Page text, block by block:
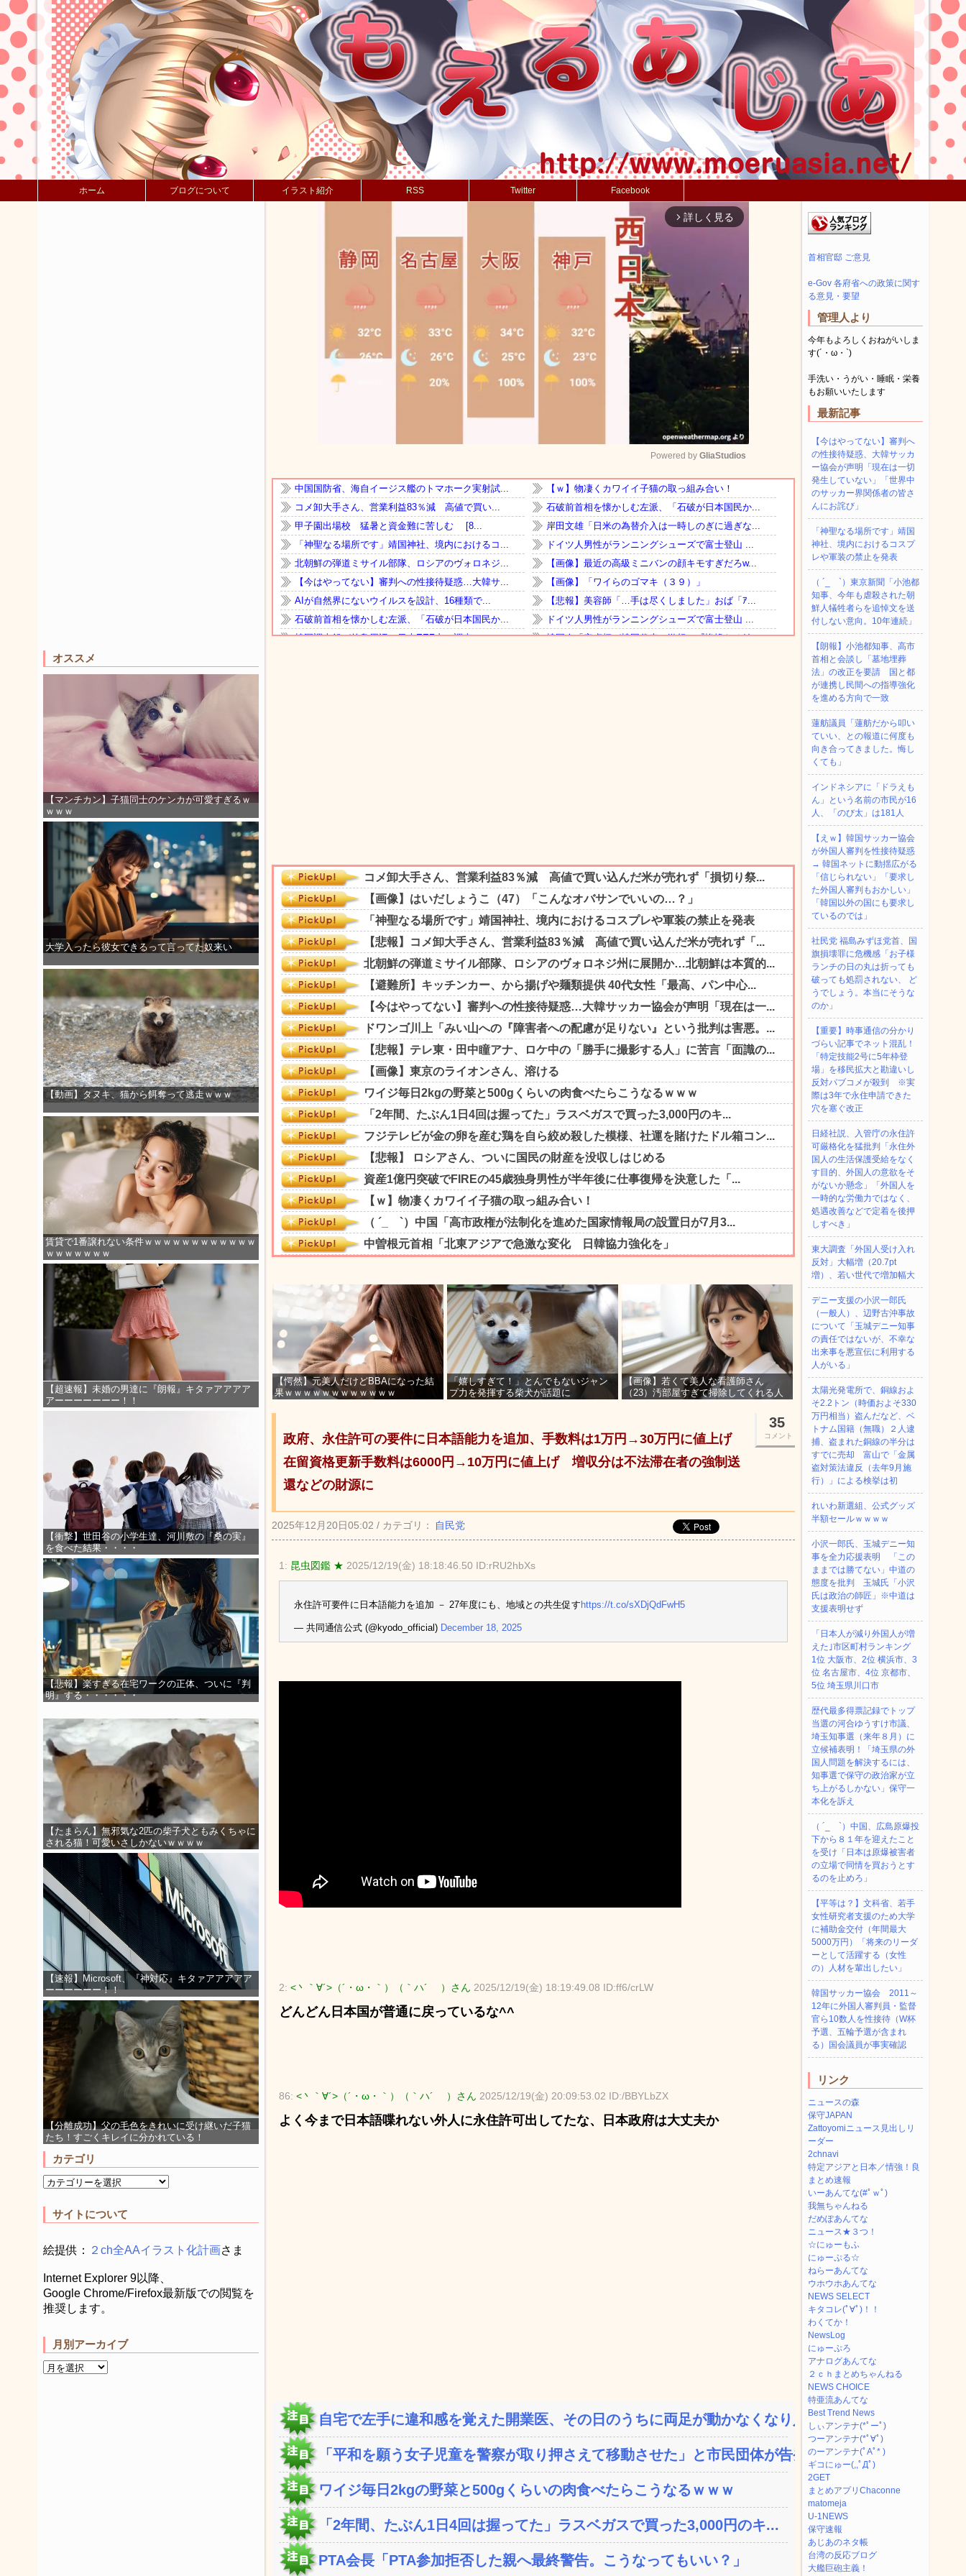
ホーム ブログについて イラスト紹介 RSS Twitter Facebook
オススメ
【マンチカン】子猫同士のケンカが可愛すぎるｗ
ｗｗｗ
大学入ったら彼女できるって言ってた奴来い
【動画】タヌキ、猫から餌奪って逃走ｗｗｗ
賃貸で1番譲れない条件ｗｗｗｗｗｗｗｗｗｗｗｗ
ｗｗｗｗｗｗｗ
【超速報】未婚の男達に『朗報』キタァアアアア
アーーーーーーー！！
【衝撃】世田谷の小学生達、河川敷の『桑の実』
を食べた結果・・・・
【悲報】楽すぎる在宅ワークの正体、ついに『判
明』する・・・・・・
【たまらん】無邪気な2匹の柴子犬ともみくちゃに
される猫！可愛いさしかないｗｗｗｗ
【速報】Microsoft、『神対応』キタァアアアアア
ーーーーーー！！
【分離成功】父の毛色をきれいに受け継いだ子猫
たち！すごくキレイに分かれている！
カテゴリ
サイトについて
絵提供： ２ch全AAイラスト化計画さま
Internet Explorer 9以降、
Google Chrome/Firefox最新版での閲覧を
推奨します。
月別アーカイブ
arrow_forward_ios 詳しく見る
Mute
Powered by GliaStudios
【愕然】元美人だけどBBAになった結
果ｗｗｗｗｗｗｗｗｗｗｗｗ
「嬉しすぎて！」とんでもないジャン
プ力を発揮する柴犬が話題に
【画像】若くて美人な看護師さん
（23）汚部屋すぎて掃除してくれる人
35
コメント
政府、永住許可の要件に日本語能力を追加、手数料は1万円→30万円に値上げ
在留資格更新手数料は6000円→10万円に値上げ 増収分は不法滞在者の強制送
還などの財源に
2025年12月20日05:02 / カテゴリ： 自民党
1: 昆虫図鑑 ★ 2025/12/19(金) 18:18:46.50 ID:rRU2hbXs
永住許可要件に日本語能力を追加 － 27年度にも、地域との共生促すhttps://t.co/sXDjQdFwH5
— 共同通信公式 (@kyodo_official) December 18, 2025
2: <丶｀∀´>（´・ω・｀）（｀ハ´ ）さん 2025/12/19(金) 18:19:49.08 ID:ff6/crLW
どんどん日本国が普通に戻っているな^^
86: <丶｀∀´>（´・ω・｀）（｀ハ´ ）さん 2025/12/19(金) 20:09:53.02 ID:/BBYLbZX
よく今まで日本語喋れない外人に永住許可出してたな、日本政府は大丈夫か
自宅で左手に違和感を覚えた開業医、その日のうちに両足が動かなくなり入院...
「平和を願う女子児童を警察が取り押さえて移動させた」と市民団体が告発、...
ワイジ毎日2kgの野菜と500gくらいの肉食べたらこうなるｗｗｗ
「2年間、たぶん1日4回は握ってた」ラスベガスで買った3,000円のキ...
PTA会長「PTA参加拒否した親へ最終警告。こうなってもいい？」
首相官邸 ご意見
e-Gov 各府省への政策に関す
る意見・要望
管理人より
今年もよろしくおねがいしま
す(´・ω・`)
手洗い・うがい・睡眠・栄養
もお願いいたします
最新記事
【今はやってない】審判へ
の性接待疑惑、大韓サッカ
ー協会が声明「現在は一切
発生していない」「世界中
のサッカー界関係者の皆さ
んにお詫び」
「神聖なる場所です」靖国
神社、境内におけるコスプ
レや軍装の禁止を発表
（ ´_ゝ`）東京新聞「小池都
知事、今年も虐殺された朝
鮮人犠牲者らを追悼文を送
付しない意向。10年連続」
【朗報】小池都知事、高市
首相と会談し「墓地埋葬
法」の改正を要請 国と都
が連携し民間への指導強化
を進める方向で一致
蓮舫議員「蓮舫だから叩い
ていい、との報道に何度も
向き合ってきました。悔し
くても」
インドネシアに「ドラえも
ん」という名前の市民が16
人、「のび太」は181人
【えｗ】韓国サッカー協会
が外国人審判を性接待疑惑
→ 韓国ネットに動揺広がる
「信じられない」「要求し
た外国人審判もおかしい」
「韓国以外の国にも要求し
ているのでは」
社民党 福島みずほ党首、国
旗損壊罪に危機感「お子様
ランチの日の丸は折っても
破っても処罰されない、 ど
うでしょう。本当にそうな
のか」
【重要】時事通信の分かり
づらい記事でネット混乱！
「特定技能2号に5年枠登
場」を移民拡大と勘違いし
反対パブコメが殺到 ※実
際は3年で永住申請できた
穴を塞ぐ改正
日経社説、入管庁の永住許
可厳格化を猛批判「永住外
国人の生活保護受給をなく
す目的、外国人の意欲をそ
がないか懸念」「外国人を
一時的な労働力ではなく、
処遇改善などで定着を後押
しすべき」
東大調査「外国人受け入れ
反対」大幅増（20.7pt
増）、若い世代で増加幅大
デニー支援の小沢一郎氏
（一般人）、辺野古沖事故
について「玉城デニー知事
の責任ではないが、不幸な
出来事を悪宣伝に利用する
人がいる」
太陽光発電所で、銅線およ
そ2.2トン（時価およそ330
万円相当）盗んだなど、ベ
トナム国籍（無職）２人逮
捕、盗まれた銅線の半分は
すでに売却 富山で「金属
盗対策法違反（去年9月施
行）」による検挙は初
れいわ新選組、公式グッズ
半額セールｗｗｗｗ
小沢一郎氏、玉城デニー知
事を全力応援表明 「この
ままでは勝てない」中道の
態度を批判 玉城氏「小沢
氏は政治の師匠」※中道は
支援表明せず
「日本人が減り外国人が増
えた｣市区町村ランキング
1位 大阪市、2位 横浜市、3
位 名古屋市、4位 京都市、
5位 埼玉県川口市
歴代最多得票記録でトップ
当選の河合ゆうすけ市議、
埼玉知事選（来年８月）に
立候補表明！「埼玉県の外
国人問題を解決するには、
知事選で保守の政治家が立
ち上がるしかない」保守一
本化を訴え
（ ´_ゝ`）中国、広島原爆投
下から８１年を迎えたこと
を受け「日本は原爆被害者
の立場で同情を買おうとす
るのを止めろ」
【平等は？】文科省、若手
女性研究者支援のため大学
に補助金交付（年間最大
5000万円）「将来のリーダ
ーとして活躍する（女性
の）人材を輩出したい」
韓国サッカー協会 2011～
12年に外国人審判員・監督
官ら10数人を性接待（W杯
予選、五輪予選が含まれ
る）国会議員が事実確認
リンク
ニュースの森
保守JAPAN
Zattoyomiニュース見出しリ
ーダー
2chnavi
特定アジアと日本／情強！良
まとめ速報
いーあんてな(#ﾟｗﾟ)
我無ちゃんねる
だめぽあんてな
ニュース★３つ！
☆にゅーもふ
にゅーぷる☆
ねらーあんてな
ウホウホあんてな
NEWS SELECT
キタコレ(ﾟ∀ﾟ)！！
わくてか！
NewsLog
にゅーぷろ
アナログあんてな
２ｃｈまとめちゃんねる
NEWS CHOICE
特亜流あんてな
Best Trend News
しぃアンテナ(*ﾟーﾟ)
つーアンテナ(*ﾟ∀ﾟ)
のーアンテナ(ﾟAﾟ* )
ギコにゅー(,,ﾟДﾟ)
2GET
まとめアプリChaconne
matomeja
U-1NEWS
保守速報
あじあのネタ帳
台湾の反応ブログ
大艦巨砲主義！